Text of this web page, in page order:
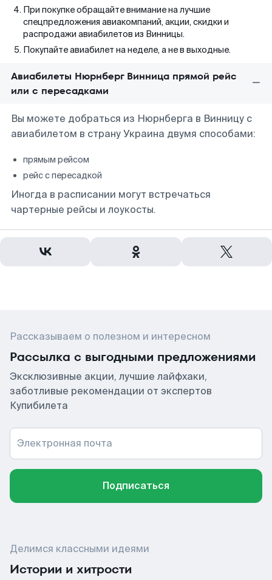
При покупке обращайте внимание на лучшие
спецпредложения авиакомпаний, акции, скидки и
распродажи авиабилетов из Винницы.
Покупайте авиабилет на неделе, а не в выходные.
Авиабилеты Нюрнберг Винница прямой рейс
или с пересадками
Вы можете добраться из Нюрнберга в Винницу с
авиабилетом в страну Украина двумя способами:
прямым рейсом
рейс с пересадкой
Иногда в расписании могут встречаться
чартерные рейсы и лоукосты.
Рассказываем о полезном и интересном
Рассылка с выгодными предложениями
Эксклюзивные акции, лучшие лайфхаки,
заботливые рекомендации от экспертов
Купибилета
Электронная почта
Подписаться
Делимся классными идеями
Истории и хитрости